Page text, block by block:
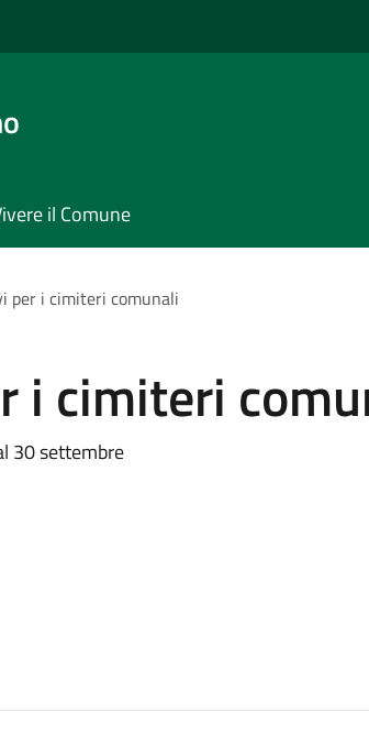
il Comune
per i cimiteri comunali
i cimiteri
30 settembre